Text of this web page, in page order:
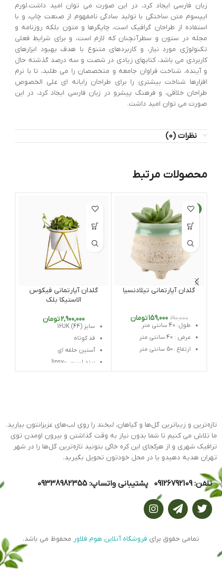
زبان فارسی ایجاد کرد، در این صورت می توان امید داشت.لورم
ایپسوم متن ساختگی با تولید سادگی نامفهوم از صنعت چاپ، و با
استفاده از طراحان گرافیک است، چاپگرها و متون بلکه روزنامه و
مجله در ستون و سطرآنچنان که لازم است، و برای شرایط فعلی
تکنولوژی مورد نیاز، و کاربردهای متنوع با هدف بهبود ابزارهای
کاربردی می باشد، کتابهای زیادی در شصت و سه درصد گذشته حال
و آینده، شناخت فراوان جامعه و متخصصان را می طلبد، تا با نرم
افزارها شناخت بیشتری را برای طراحان رایانه ای علی الخصوص
طراحان خلاقی، و فرهنگ پیشرو در زبان فارسی ایجاد کرد، در این
صورت می توان امید داشت.
نظرات (0)
محصولات مرتبط
-16%
گلدان آپارتمانی تیلادنسیا
190,000
159,000تومان
طول: 40 سانتی متر
عرض : 40 سانتی متر
ارتفاع : 50 سانتی متر
گلدان آپارتمانی فیکوس
الاستیکا بلک
2,900,000تومان
سایز 16UK (44)
قد کوتاه
آستین حلقه ای
برند لیپسی-lipsy
تازه‌ترین و زیباترین گل‌ها و گیاهان، لبخند را روی لب‌های عزیزانتون بیارید.
ما تلاش می کنیم تا شما بدون نیاز به وقت گذاشتن و بیرون اومدن توی
ترافیک شهری و از هرکجای این کره خاکی بتونید تازه‌ترین گل‌ها را در شهر
تهران هدیه دهیدو یا در محل خودتون تحویل بگیرید.
تلفن: 09126792109 پشتیبانی واتساپ: 09338982355
تمامی حقوق برای فروشگاه آنلاین هوم فلاور محفوظ می باشد.